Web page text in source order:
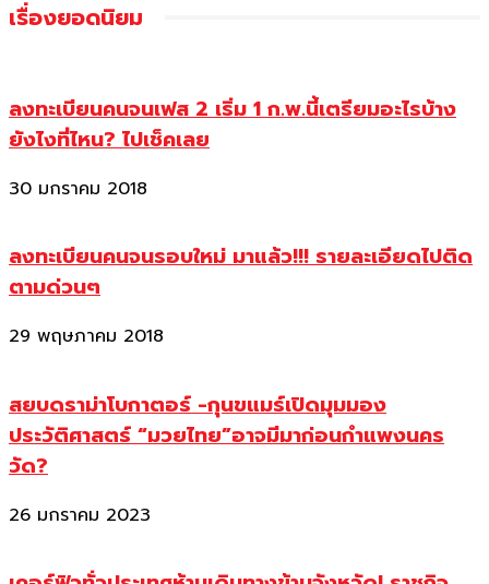
เรื่องยอดนิยม
ลงทะเบียนคนจนเฟส 2 เริ่ม 1 ก.พ.นี้เตรียมอะไรบ้าง
ยังไงที่ไหน? ไปเช็คเลย
30 มกราคม 2018
ลงทะเบียนคนจนรอบใหม่ มาแล้ว!!! รายละเอียดไปติด
ตามด่วนๆ
29 พฤษภาคม 2018
สยบดราม่าโบกาตอร์ -กุนขแมร์เปิดมุมมอง
ประวัติศาสตร์ “มวยไทย”อาจมีมาก่อนกำแพงนคร
วัด?
26 มกราคม 2023